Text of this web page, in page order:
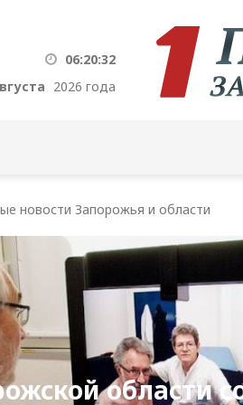
06:20:33
2026 года
новости Запорожья и области
области